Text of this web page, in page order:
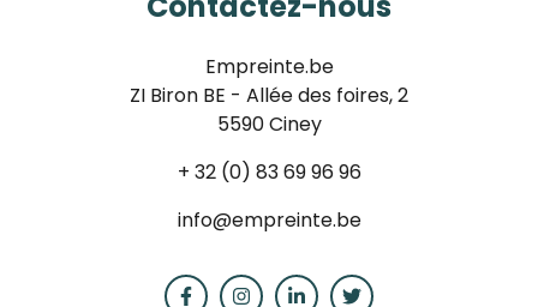
Empreinte.be
ZI Biron BE - Allée des foires, 2
5590 Ciney
+ 32 (0) 83 69 96 96
info@empreinte.be